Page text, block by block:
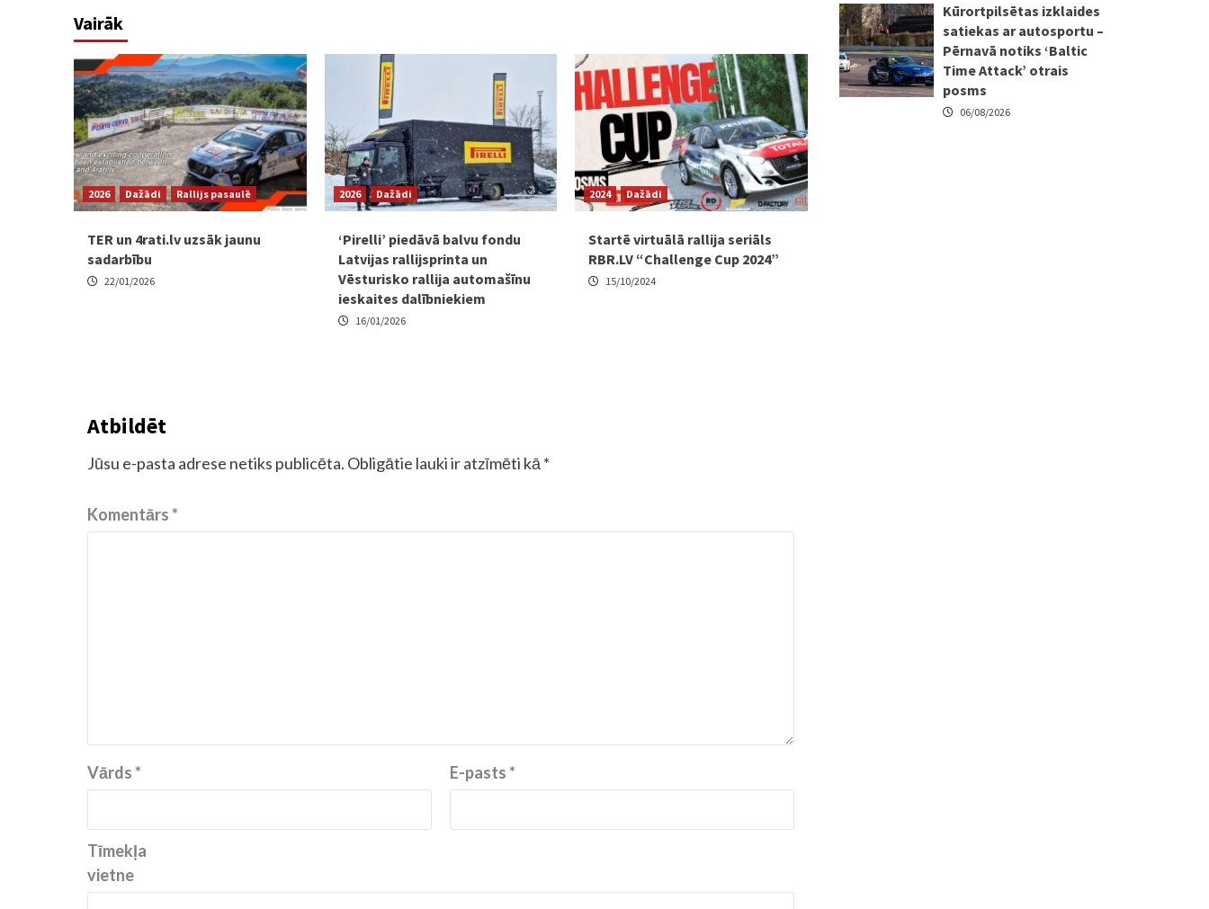
Vairāk
2026 Dažādi Rallijs pasaulē
TER un 4rati.lv uzsāk jaunu
sadarbību
22/01/2026
2026 Dažādi
‘Pirelli’ piedāvā balvu fondu
Latvijas rallijsprinta un
Vēsturisko rallija automašīnu
ieskaites dalībniekiem
16/01/2026
2024 Dažādi
Startē virtuālā rallija seriāls
RBR.LV “Challenge Cup 2024”
15/10/2024
Atbildēt
Jūsu e-pasta adrese netiks publicēta. Obligātie lauki ir atzīmēti kā*
Komentārs*
Vārds* E-pasts*
Tīmekļa
vietne
Kūrortpilsētas izklaides
satiekas ar autosportu –
Pērnavā notiks ‘Baltic
Time Attack’ otrais
posms
06/08/2026